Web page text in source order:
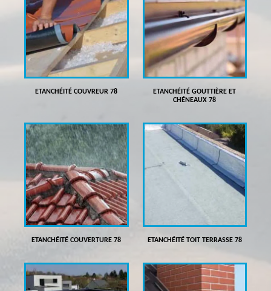
ETANCHÉITÉ COUVREUR 78
ETANCHÉITÉ GOUTTIÈRE ET
CHÉNEAUX 78
ETANCHÉITÉ COUVERTURE 78 ETANCHÉITÉ TOIT TERRASSE 78